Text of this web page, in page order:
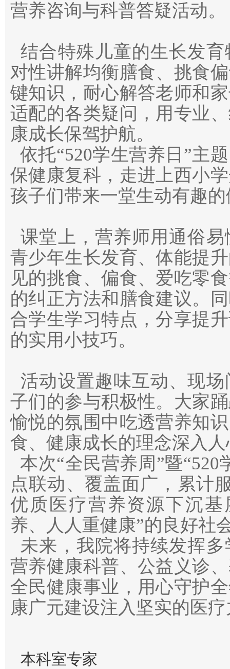
营养咨询与科普答疑活动。
结合特殊儿童的生长发
对性讲解均衡膳食、挑食
键知识，耐心解答老师和
适配的各类疑问，用专业
康成长保驾护航。
依托“520学生营养日”主
保健康复科，走进上西小
孩子们带来一堂生动有趣
课堂上，营养师用通俗
青少年生长发育、体能提
见的挑食、偏食、爱吃零
的纠正方法和膳食建议。
合学生学习特点，分享提
的实用小技巧。
活动设置趣味互动、现
子们的参与积极性。大家
愉悦的氛围中吃透营养知
食、健康成长的理念深入
本次“全民营养周”暨
点联动、覆盖面广，累计
优质医疗营养资源下沉
养、人人重健康”的良好社
未来，我院将持续发挥
营养健康科普、公益义诊
全民健康事业，用心守护
康广元建设注入坚实的医
本科室专家